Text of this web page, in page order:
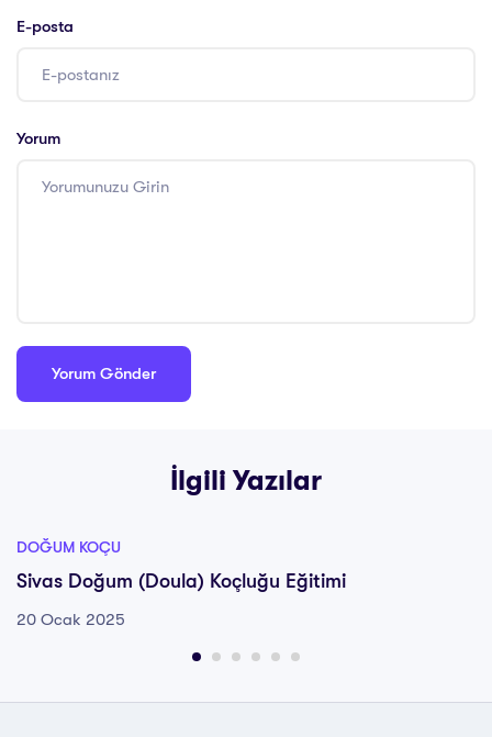
E-posta
Yorum
İlgili Yazılar
DOĞUM KOÇU
Sivas Doğum (Doula) Koçluğu Eğitimi
20 Ocak 2025